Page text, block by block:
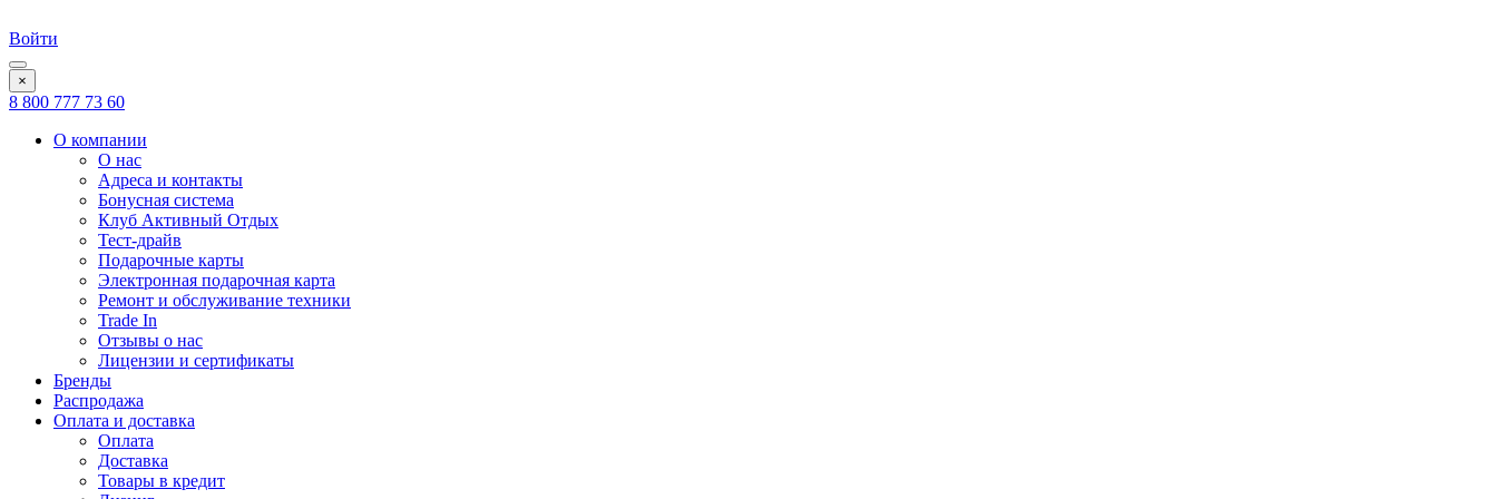
Войти
×
8 800 777 73 60
О компании
О нас
Адреса и контакты
Бонусная система
Клуб Активный Отдых
Тест-драйв
Подарочные карты
Электронная подарочная карта
Ремонт и обслуживание техники
Trade In
Отзывы о нас
Лицензии и сертификаты
Бренды
Распродажа
Оплата и доставка
Оплата
Доставка
Товары в кредит